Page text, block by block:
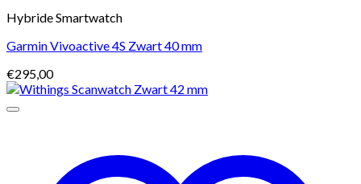
Hybride Smartwatch
Garmin Vivoactive 4S Zwart 40 mm
€295,00